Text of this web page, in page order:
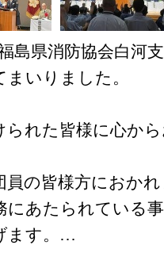
島県消防協会白河
いりました。
られた皆様に心か
員の皆様方におか
にあたられている
ます。…